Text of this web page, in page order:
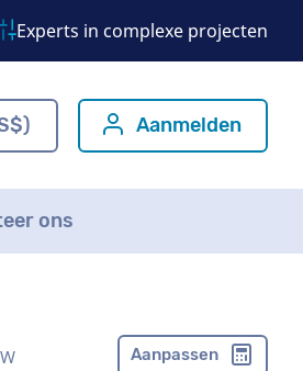
Experts in complexe projecten
Aanmelden
ons
Aanpassen